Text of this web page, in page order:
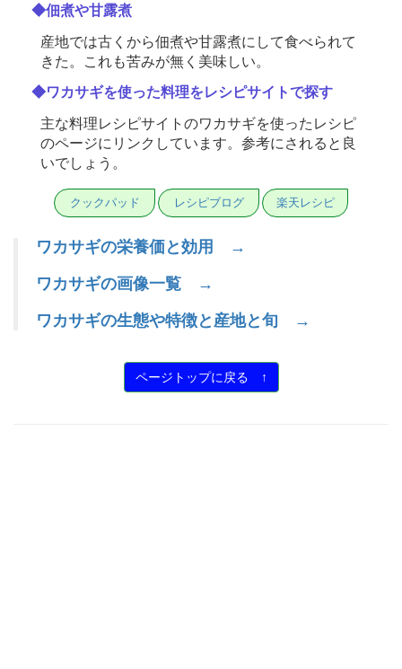
◆佃煮や甘露煮
産地では古くから佃煮や甘露煮にして食べられて
きた。これも苦みが無く美味しい。
◆ワカサギを使った料理をレシピサイトで探す
主な料理レシピサイトのワカサギを使ったレシピ
のページにリンクしています。参考にされると良
いでしょう。
クックパッド レシピブログ 楽天レシピ
ワカサギの栄養価と効用 →
ワカサギの画像一覧 →
ワカサギの生態や特徴と産地と旬 →
ページトップに戻る ↑